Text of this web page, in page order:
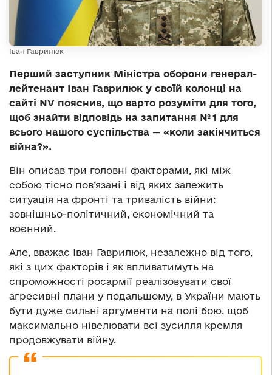
Іван Гаврилюк
Перший заступник Міністра оборони генерал-
лейтенант Іван Гаврилюк у своїй колонці на
сайті NV пояснив, що варто розуміти для того,
щоб знайти відповідь на запитання № 1 для
всього нашого суспільства — «коли закінчиться
війна?».
Він описав три головні факторами, які між
собою тісно пов’язані і від яких залежить
ситуація на фронті та тривалість війни:
зовнішньо-політичний, економічний та
воєнний.
Але, вважає Іван Гаврилюк, незалежно від того,
які з цих факторів і як впливатимуть на
спроможності росармії реалізовувати свої
агресивні плани у подальшому, в України мають
бути дуже сильні аргументи на полі бою, щоб
максимально нівелювати всі зусилля кремля
продовжувати війну.